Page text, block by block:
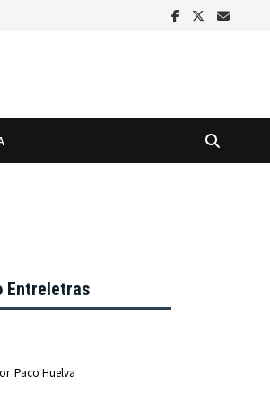
Entreletras
Paco Huelva